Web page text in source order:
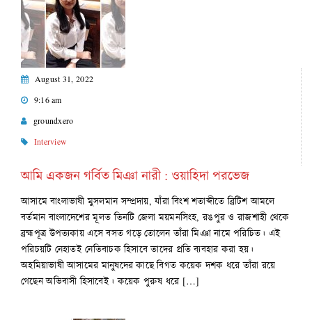
August 31, 2022
9:16 am
groundxero
Interview
আমি একজন গর্বিত মিঞা নারী : ওয়াহিদা পরভেজ
আসামে বাংলাভাষী মুসলমান সম্প্রদায়, যাঁরা বিংশ শতাব্দীতে ব্রিটিশ আমলে
বর্তমান বাংলাদেশের মূলত তিনটি জেলা ময়মনসিংহ, রঙপুর ও রাজশাহী থেকে
ব্রহ্মপূত্র উপত্যকায় এসে বসত গড়ে তোলেন তাঁরা মিঞা নামে পরিচিত। এই
পরিচয়টি নেহাতই নেতিবাচক হিসাবে তাদের প্রতি ব্যবহার করা হয়।
অহমিয়াভাষী আসামের মানুষদের কাছে বিগত কয়েক দশক ধরে তাঁরা রয়ে
গেছেন অভিবাসী হিসাবেই। কয়েক পুরুষ ধরে […]